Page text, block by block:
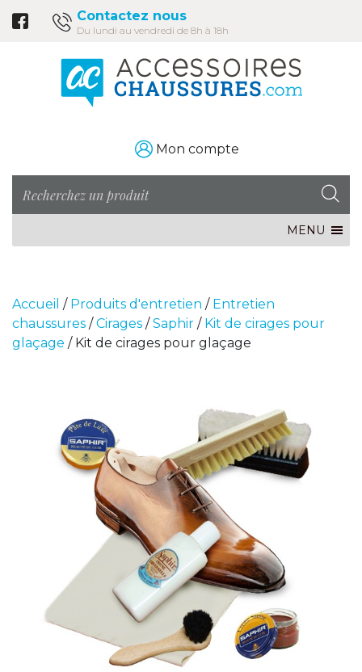
Contactez nous
Du lundi au vendredi de 8h à 18h
Mon compte
MENU
Accueil / Produits d'entretien / Entretien
chaussures /Cirages /Saphir / Kit de cirages pour
glaçage / Kit de cirages pour glaçage